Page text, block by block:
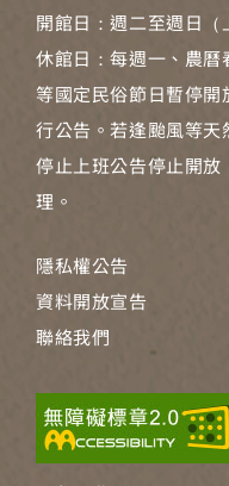
開館日：週二至週日（
休館日：每週一、農
等國定民俗節日暫停
行公告。若逢颱風等
停止上班公告停止開
理。
隱私權公告
資料開放宣告
聯絡我們